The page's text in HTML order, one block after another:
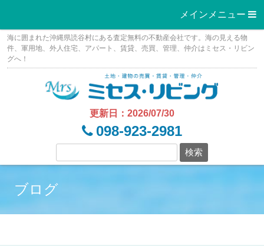
メインメニュー 
Skip
content
海に囲まれた沖縄県読谷村にある査定無料の不動産会社です。海の見える物
件、軍用地、外人住宅、アパート、賃貸、売買、管理、仲介はミセス・リビン
グへ！
更新日：2026/07/30
098-923-2981
ブログ